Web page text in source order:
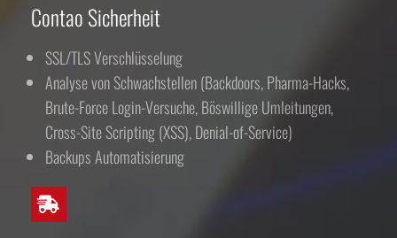
Contao Sicherheit
SSL/TLS Verschlüsselung
Analyse von Schwachstellen (Backdoors, Pharma-Hacks,
Brute-Force Login-Versuche, Böswillige Umleitungen,
Cross-Site Scripting (XSS), Denial-of-Service)
Backups Automatisierung